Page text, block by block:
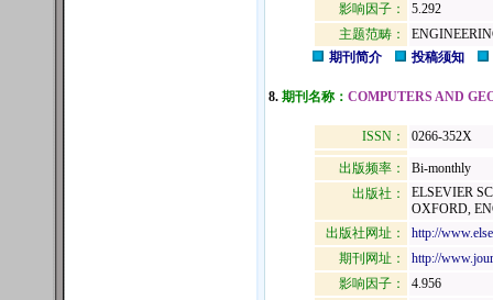
影响因子：
5.292
主题范畴：
期刊简介
投稿须知
8. 期刊名称： COMPUTERS AND
ISSN： 0266-352X
出版频率：
Bi-monthly
出版社：
ELSEVIER
OXFORD,
出版社网址：
http://
期刊网址：
http://
影响因子：
4.956